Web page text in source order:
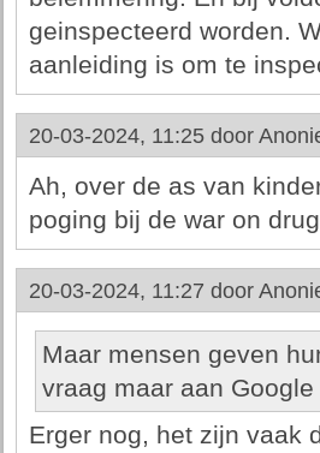
geinspecteerd worden.
aanleiding is om te
20-03-2024, 11:25 door
Ah, over de as van
poging bij de war on
20-03-2024, 11:27 door
Maar mensen geven
vraag maar aan
Erger nog, het zijn vaak